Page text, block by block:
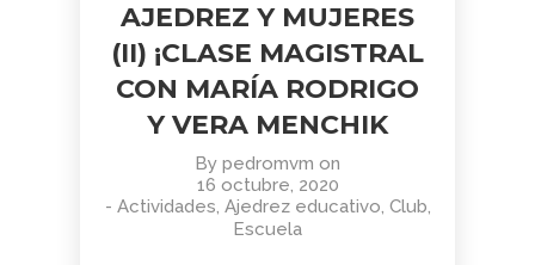
AJEDREZ
CON
CABEZA.
BUEN
¡HASTA
AJEDREZ CON
CABEZA – 4 DE
JULIO
¡AJEDREZ EN
EL ARTE:
MADRID
EN LA
SEGUNDA
SIGLO XX
1
JUNIO
BOLETÍN
AJEDREZ
CABEZA –
1
JUNIO
TORNEO
AJEDREZ
PARA
TODAS
LAS
11
MAYO
ENTRENAMIENTO
4 30
ABRIL
30
AJEDREZ Y MUJERES
(II) ¡CLASE MAGISTRAL
CON MARÍA RODRIGO
Y VERA MENCHIK
By pedromvm on
16 octubre, 2020
- Actividades, Ajedrez educativo, Club,
Escuela